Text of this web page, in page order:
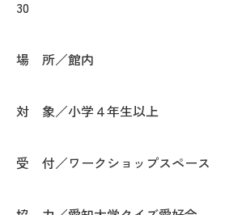
30
場 所／館内
対 象／小学４年生以上
受 付／ワークショップスペース